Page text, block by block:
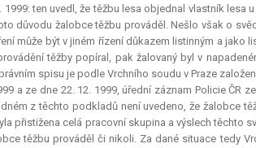
1999: ten uvedl, že těžbu lesa objednal vlastník
důvodu žalobce těžbu prováděl. Nešlo však o
může být v jiném řízení důkazem listinným a
těžby popíral, pak žalovaný byl v
spisu je podle Vrchního soudu v Praze
a ze dne 22. 12. 1999, úřední záznam Policie ČR
z těchto podkladů není uvedeno, že žalobce
přistižena celá pracovní skupina a výslech těchto
těžbu prováděl či nikoli. Za dané situace tedy